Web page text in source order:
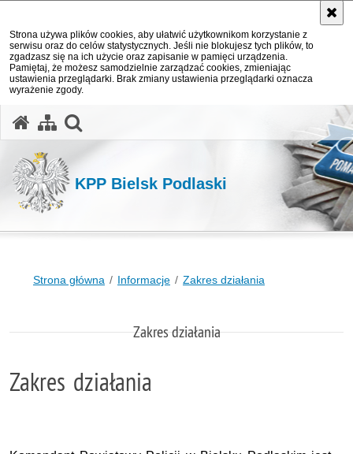
Strona używa plików cookies, aby ułatwić użytkownikom korzystanie z
serwisu oraz do celów statystycznych. Jeśli nie blokujesz tych plików, to
zgadzasz się na ich użycie oraz zapisanie w pamięci urządzenia.
Pamiętaj, że możesz samodzielnie zarządzać cookies, zmieniając
ustawienia przeglądarki. Brak zmiany ustawienia przeglądarki oznacza
wyrażenie zgody.
KPP Bielsk Podlaski
Strona główna Informacje Zakres działania
Zakres działania
Zakres działania